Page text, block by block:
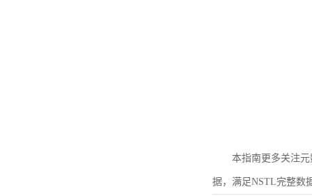
本指南更多关注
据，满足NSTL完整数